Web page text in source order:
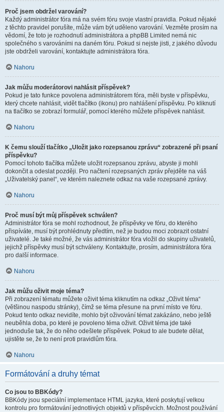
Proč jsem obdržel varování?
Každý administrátor fóra má na svém fóru svoje vlastní pravidla. Pokud nějaké
z těchto pravidel porušíte, může vám být uděleno varování. Vezměte prosím na
vědomí, že toto je rozhodnutí administrátora a phpBB Limited nemá nic
společného s varováními na daném fóru. Pokud si nejste jisti, z jakého důvodu
jste obdrželi varování, kontaktujte administrátora fóra.
Nahoru
Jak můžu moderátorovi nahlásit příspěvek?
Pokud je tato funkce povolena administrátorem fóra, měli byste v příspěvku,
který chcete nahlásit, vidět tlačítko (ikonu) pro nahlášení příspěvku. Po kliknutí
na tlačítko se zobrazí formulář, pomocí kterého můžete příspěvek nahlásit.
Nahoru
K čemu slouží tlačítko „Uložit jako rozepsanou zprávu“ zobrazené při psaní
příspěvku?
Pomocí tohoto tlačítka můžete uložit rozepsanou zprávu, abyste ji mohli
dokončit a odeslat později. Pro načtení rozepsaných zpráv přejděte na váš
„Uživatelský panel“, ve kterém naleznete odkaz na vaše rozepsané zprávy.
Nahoru
Proč musí být můj příspěvek schválen?
Administrátor fóra se mohl rozhodnout, že příspěvky ve fóru, do kterého
přispíváte, musí být prohlédnuty předtím, než je budou moci zobrazit ostatní
uživatelé. Je také možné, že vás administrátor fóra vložil do skupiny uživatelů,
jejichž příspěvky musí být schváleny. Kontaktujte, prosím, administrátora fóra
pro další informace.
Nahoru
Jak můžu oživit moje téma?
Při zobrazení tématu můžete oživit téma kliknutím na odkaz „Oživit téma“
(většinou naspodu stránky), čímž se téma přesune na první místo ve fóru.
Pokud tento odkaz nevidíte, mohlo být oživování témat zakázáno, nebo ještě
neuběhla doba, po které je povoleno téma oživit. Oživit téma jde také
jednoduše tak, že do něho odešlete příspěvek. Pokud to ale budete dělat,
ujistěte se, že to není proti pravidlům fóra.
Nahoru
Formátování a druhy témat
Co jsou to BBKódy?
BBKódy jsou speciální implementace HTML jazyka, které poskytují velkou
kontrolu pro formátování jednotlivých objektů v příspěvcích. Možnost používání